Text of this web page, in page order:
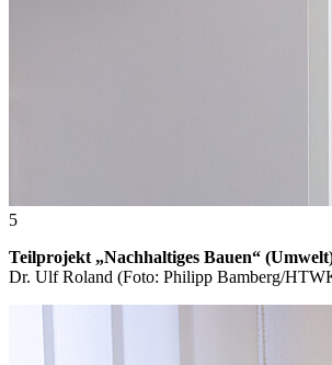
5
Teilprojekt „Nachhaltiges Bauen“
Dr. Ulf Roland (Foto: Philipp Bamberg/